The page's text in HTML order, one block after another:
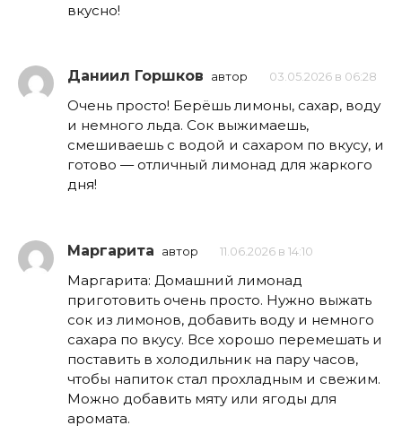
вкусно!
Даниил Горшков автор 03.05.2026 в 06:28
Очень просто! Берёшь лимоны, сахар, воду
и немного льда. Сок выжимаешь,
смешиваешь с водой и сахаром по вкусу, и
готово — отличный лимонад для жаркого
дня!
Маргарита автор 11.06.2026 в 14:10
Маргарита: Домашний лимонад
приготовить очень просто. Нужно выжать
сок из лимонов, добавить воду и немного
сахара по вкусу. Все хорошо перемешать и
поставить в холодильник на пару часов,
чтобы напиток стал прохладным и свежим.
Можно добавить мяту или ягоды для
аромата.